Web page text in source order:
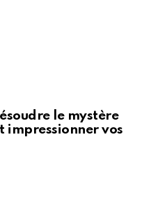
le mystère
impressionner vos